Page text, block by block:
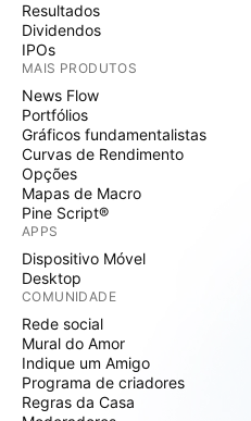
Resultados
Dividendos
IPOs
MAIS PRODUTOS
News Flow
Portfólios
Gráficos fundamentalistas
Curvas de Rendimento
Opções
Mapas de Macro
Pine Script®
APPS
Dispositivo Móvel
Desktop
COMUNIDADE
Rede social
Mural do Amor
Indique um Amigo
Programa de criadores
Regras da Casa